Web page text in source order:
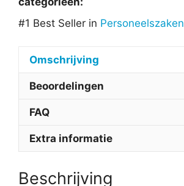
#1 Best Seller in Personeelszaken
Omschrijving
Beoordelingen
FAQ
Extra informatie
Beschrijving